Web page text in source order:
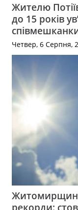
Жителю
до 15 років
Четвер, 6 Серпня,
Житомирщина